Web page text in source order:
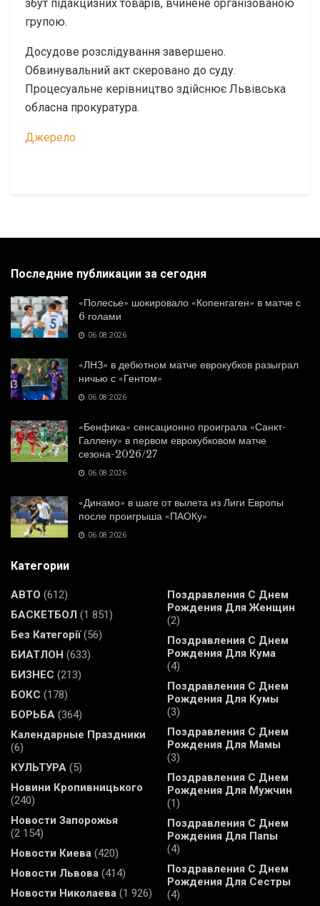
збут підакцизних товарів, вчинене організованою
групою.
Досудове розслідування завершено.
Обвинувальний акт скеровано до суду.
Процесуальне керівництво здійснює Львівська
обласна прокуратура.
Джерело
Последние публикации за сегодня
«Полесье» шокировало «Копенгаген» в матче с
6 голами
06.08.2026
«ЛНЗ» в дебютном матче еврокубков разыграл
ничью с «Гентом»
06.08.2026
«Бенфика» сенсационно проиграла «Санкт-
Галлену» в первом еврокубковом матче
сезона-2026/27
06.08.2026
«Динамо» в шаге от вылета из Лиги Европы
после проигрыша «ПАОКу»
06.08.2026
Категории
АВТО (612)
БАСКЕТБОЛ (1 851)
Без Категорії(56)
БИАТЛОН (633)
БИЗНЕС (213)
БОКС (178)
БОРЬБА (364)
Календарные Праздники
(6)
КУЛЬТУРА (5)
Новини Кропивницького
(240)
Новости Запорожья
(2 154)
Новости Киева (420)
Новости Львова (414)
Новости Николаева (1 926)
Поздравления С Днем
Рождения Для Женщин
(2)
Поздравления С Днем
Рождения Для Кума
(4)
Поздравления С Днем
Рождения Для Кумы
(3)
Поздравления С Днем
Рождения Для Мамы
(3)
Поздравления С Днем
Рождения Для Мужчин
(1)
Поздравления С Днем
Рождения Для Папы
(4)
Поздравления С Днем
Рождения Для Сестры
(4)